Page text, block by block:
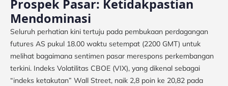
Prospek Pasar: Ketidakpastian
Mendominasi
Seluruh perhatian kini tertuju pada pembukaan perdagangan
futures AS pukul 18.00 waktu setempat (2200 GMT) untuk
melihat bagaimana sentimen pasar merespons perkembangan
terkini. Indeks Volatilitas CBOE (VIX), yang dikenal sebagai
“indeks ketakutan” Wall Street, naik 2,8 poin ke 20,82 pada